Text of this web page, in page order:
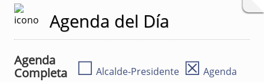
Agenda del Día
Agenda
Completa
☐ Alcalde-Presidente ☒ Agenda